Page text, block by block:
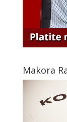
Makora